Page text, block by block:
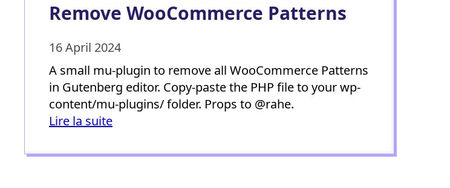
Remove WooCommerce Patterns
16 April 2024
A small mu-plugin to remove all WooCommerce Patterns
in Gutenberg editor. Copy-paste the PHP file to your wp-
content/mu-plugins/ folder. Props to @rahe.
Lire la suite